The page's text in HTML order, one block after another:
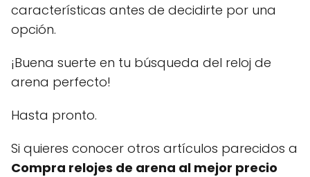
características antes de decidirte por una
opción.
¡Buena suerte en tu búsqueda del reloj de
arena perfecto!
Hasta pronto.
Si quieres conocer otros artículos parecidos a
Compra relojes de arena al mejor precio